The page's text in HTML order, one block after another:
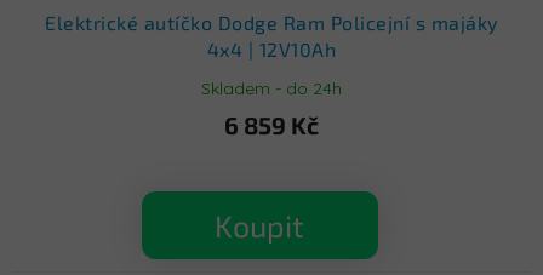
Elektrické autíčko Dodge Ram Policejní s majáky
4x4 | 12V10Ah
Skladem - do 24h
6 859 Kč
Koupit